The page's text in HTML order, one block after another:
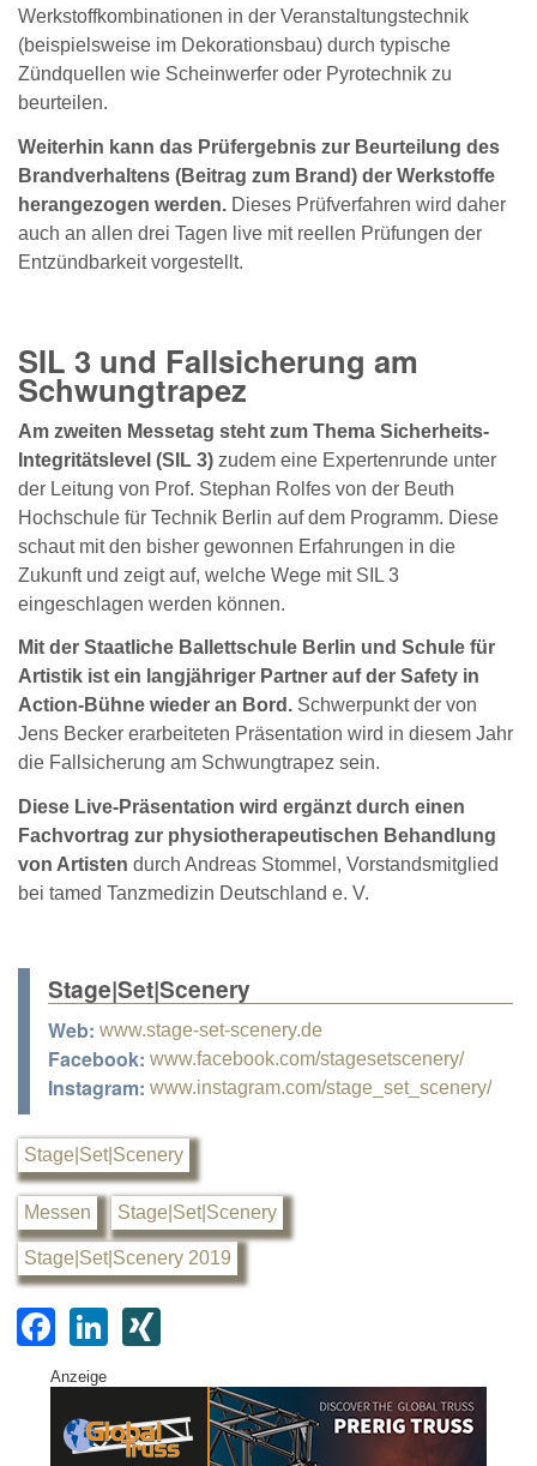
Werkstoffkombinationen in der Veranstaltungstechnik
(beispielsweise im Dekorationsbau) durch typische
Zündquellen wie Scheinwerfer oder Pyrotechnik zu
beurteilen.
Weiterhin kann das Prüfergebnis zur Beurteilung des
Brandverhaltens (Beitrag zum Brand) der Werkstoffe
herangezogen werden. Dieses Prüfverfahren wird daher
auch an allen drei Tagen live mit reellen Prüfungen der
Entzündbarkeit vorgestellt.
SIL 3 und Fallsicherung am
Schwungtrapez
Am zweiten Messetag steht zum Thema Sicherheits-
Integritätslevel (SIL 3) zudem eine Expertenrunde unter
der Leitung von Prof. Stephan Rolfes von der Beuth
Hochschule für Technik Berlin auf dem Programm. Diese
schaut mit den bisher gewonnen Erfahrungen in die
Zukunft und zeigt auf, welche Wege mit SIL 3
eingeschlagen werden können.
Mit der Staatliche Ballettschule Berlin und Schule für
Artistik ist ein langjähriger Partner auf der Safety in
Action-Bühne wieder an Bord. Schwerpunkt der von
Jens Becker erarbeiteten Präsentation wird in diesem Jahr
die Fallsicherung am Schwungtrapez sein.
Diese Live-Präsentation wird ergänzt durch einen
Fachvortrag zur physiotherapeutischen Behandlung
von Artisten durch Andreas Stommel, Vorstandsmitglied
bei tamed Tanzmedizin Deutschland e. V.
Stage|Set|Scenery
Web: www.stage-set-scenery.de
Facebook: www.facebook.com/stagesetscenery/
Instagram: www.instagram.com/stage_set_scenery/
Stage|Set|Scenery
Messen Stage|Set|Scenery
Stage|Set|Scenery 2019
F
a
c
e
Li
k
e
G
Anzeige